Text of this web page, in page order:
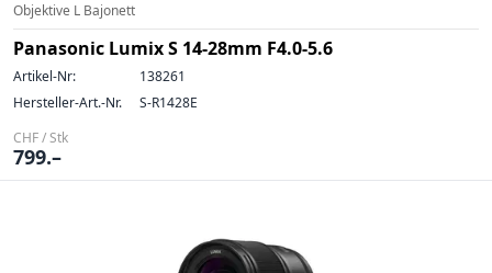
Objektive L Bajonett
Panasonic Lumix S 14-28mm F4.0-5.6
Artikel-Nr:
138261
Hersteller-Art.-Nr.
S-R1428E
CHF / Stk
799.–